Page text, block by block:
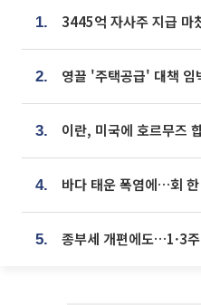
1.
2.
3.
4. 바다 태운 폭염에…회 한
5.